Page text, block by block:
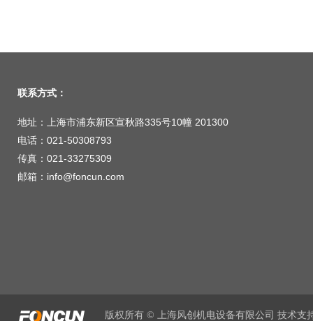
联系方式：
地址：上海市浦东新区宣秋路335号10幢 201300
电话：021-50308793
传真：021-33275309
邮箱：info@foncun.com
版权所有 © 上海风创机电设备有限公司 技术支